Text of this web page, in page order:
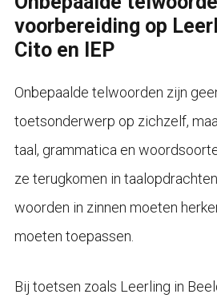
voorbereiding op
Cito en IEP
Onbepaalde telwoorden zijn
toetsonderwerp op zichzelf,
taal, grammatica en
ze terugkomen in
woorden in zinnen moeten
moeten toepassen.
Bij toetsen zoals Leerling in